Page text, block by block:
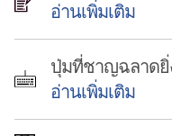
อ่านเพิ่มเติม
ปุ่มที่ชาญฉลาดยิ่
อ่านเพิ่มเติม